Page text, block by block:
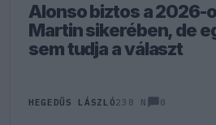
Alonso biztos a 2026-
Martin sikerében, de
sem tudja a választ
HEGEDŰS LÁSZLÓ238 N 0